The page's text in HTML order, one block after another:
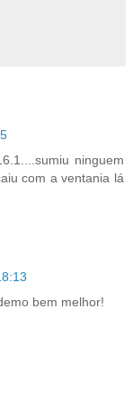
ninguem
com a ventania lá
bem melhor!